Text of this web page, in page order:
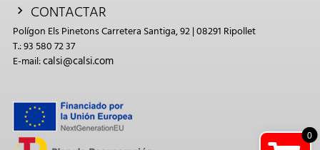
CONTACTAR
Polígon Els Pinetons Carretera Santiga, 92 | 08291 Ripollet
T.: 93 580 72 37
E-mail:calsi@calsi.com
0